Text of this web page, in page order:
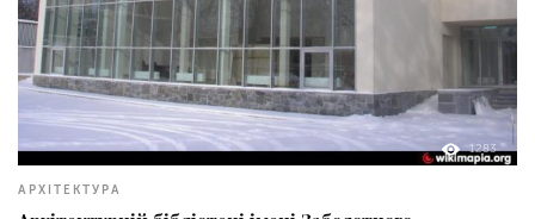
1283
АРХІТЕКТУРА